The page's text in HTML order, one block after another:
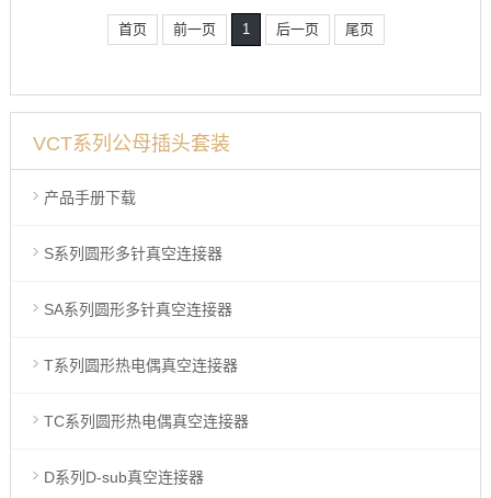
首页 前一页 1 后一页 尾页
VCT系列公母插头套装
产品手册下载
S系列圆形多针真空连接器
SA系列圆形多针真空连接器
T系列圆形热电偶真空连接器
TC系列圆形热电偶真空连接器
D系列D-sub真空连接器